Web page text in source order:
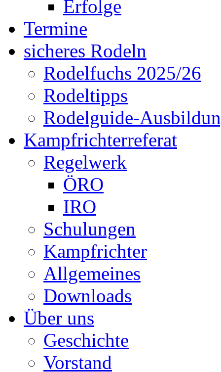
Erfolge
Termine
sicheres Rodeln
Rodelfuchs 2025/26
Rodeltipps
Rodelguide-
Kampfrichterreferat
Regelwerk
ÖRO
IRO
Schulungen
Kampfrichter
Allgemeines
Downloads
Über uns
Geschichte
Vorstand